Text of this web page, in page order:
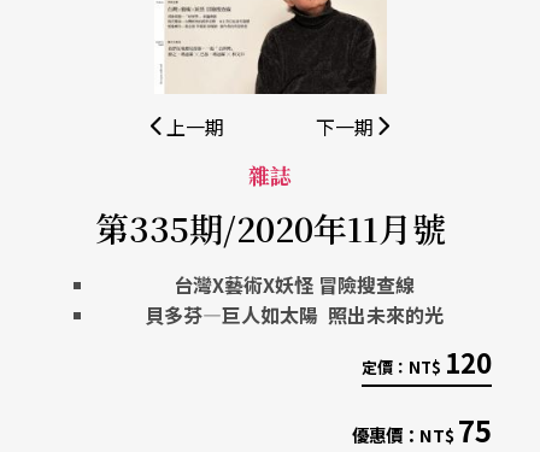
上一期 下一期
雜誌
第335期/2020年11月號
台灣X藝術X妖怪 冒險搜查線
貝多芬—巨人如太陽 照出未來的光
定價： NT$ 120
優惠價： NT$75